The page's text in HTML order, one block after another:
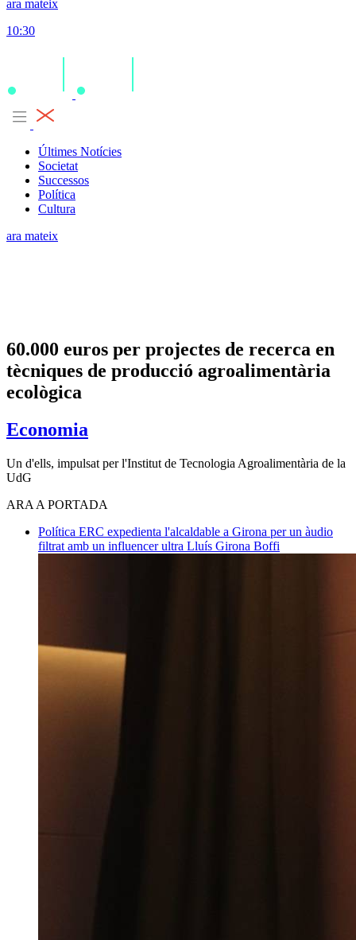
ara mateix
10:30
Últimes Notícies
Societat
Successos
Política
Cultura
ara mateix
60.000 euros per projectes de recerca en
tècniques de producció agroalimentària
ecològica
Economia
Un d'ells, impulsat per l'Institut de Tecnologia Agroalimentària de la
UdG
ARA A PORTADA
Política ERC expedienta l'alcaldable a Girona per un àudio
filtrat amb un influencer ultra Lluís Girona Boffi